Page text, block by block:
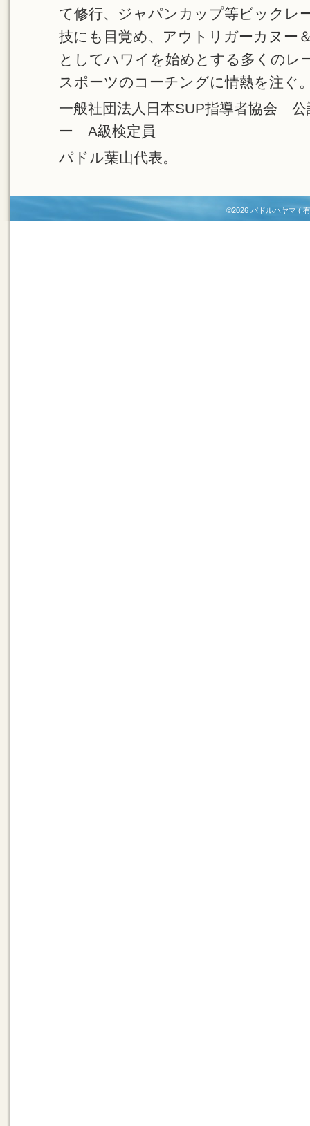
て修行、ジャパンカップ等ビックレ
技にも目覚め、アウトリガーカヌー
としてハワイを始めとする多くのレ
スポーツのコーチングに情熱を注ぐ
一般社団法人日本SUP指導者協会
ー A級検定員
パドル葉山代表。
©2026 パドルハヤマ (